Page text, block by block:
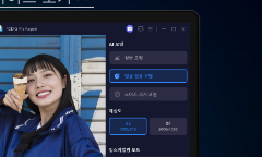
이드 보기 >>